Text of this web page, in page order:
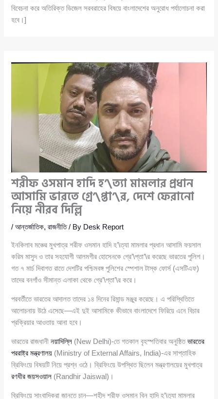
বিবেচনা করে অতিরিক্ত ডিজেল সরবরাহের বিষয়ে বাংলাদেশের অনুরোধ পর্যালোচনা করা
হবে।]
শরীফ ওসমান হাদি হ’\ত্যা মামলার প্রধান
আসামি ভারতে গ্রে’\প্তা’\র, দেশে ফেরানো
নিয়ে নীরব দিল্লি
/আন্তর্জাতিক,রাজনীতি/ By Desk Report
ইনকিলাব মঞ্চের মুখপাত্র শরীফ ওসমান হাদি হ’\ত্যা মামলার প্রধান আসামি ফয়সাল
করিম মাসুদ ও তার সহযোগী আলমগীর হোসেনকে গ্রে’\প্তা’\র করেছে ভারতের পুলিশ।
গত ৭ মার্চ দিবাগত রাতে দেশটির পশ্চিমবঙ্গ পুলিশের স্পেশাল টাস্ক ফোর্স (এসটিএফ)
তাদের বনগাঁও সীমান্ত এলাকা থেকে গ্রে’\প্তা’\র করে।
পরবর্তীতে ভারতের আদালত তাদের ১৪ দিনের রিমান্ড মঞ্জুর করেছে। এ পরিস্থিতিতে
আলোচনায় উঠে এসেছে—এই দুই আসামিকে কীভাবে বাংলাদেশে ফিরিয়ে এনে বিচার
প্রক্রিয়ার আওতায় আনা হবে।
ভারতের রাজধানীনয়াদিল্লি (New Delhi)-তে গতকাল বৃহস্পতিবার অনুষ্ঠিতভারতের
পররাষ্ট্র মন্ত্রণালয় (Ministry of External Affairs, India)-এর সাপ্তাহিক
ব্রিফিংয়ে বিষয়টি নিয়ে প্রশ্ন ওঠে। ব্রিফিংয়ে উপস্থিত ছিলেন মন্ত্রণালয়ের মুখপাত্র
রণধীর জয়সওয়াল (Randhir Jaiswal)।
ব্রিফিংয়ে সাংবাদিকরা জানতে চান—শহীদ শরীফ ওসমান বিন হাদি হ’\ত্যা মামলার